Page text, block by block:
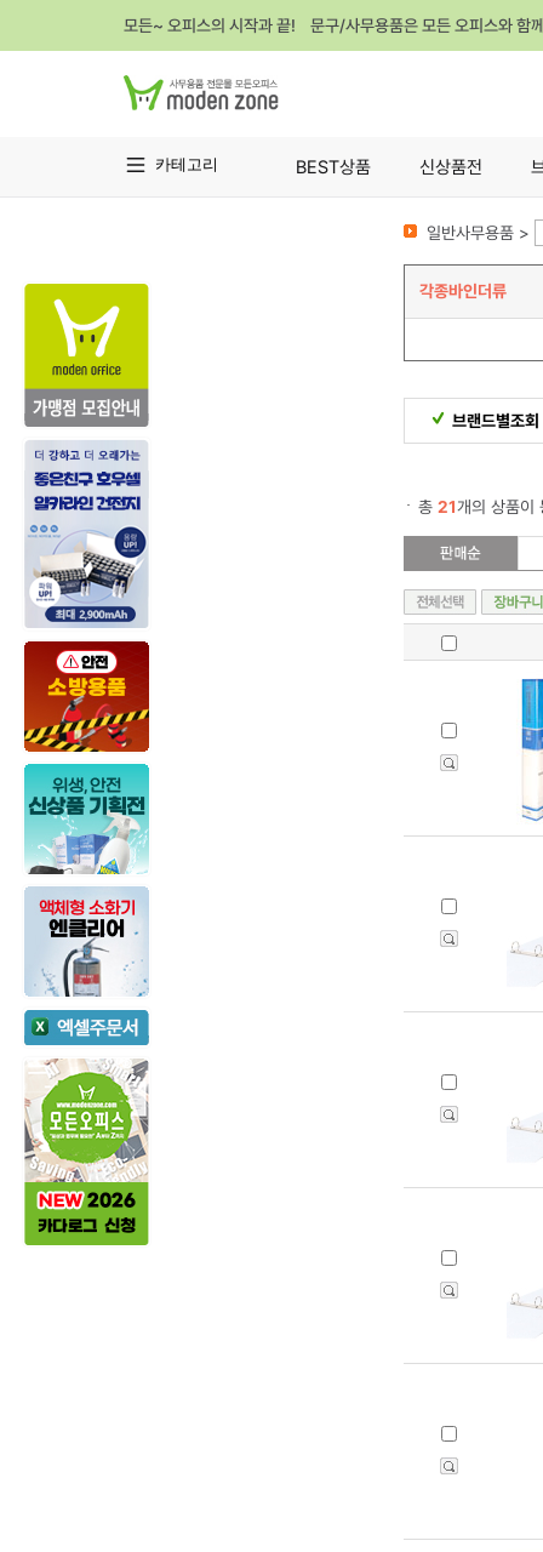
모든~ 오피스의 시작과 끝! 문구/사무용품은 모든 오피스와 함
카테고리 BEST상품 신상품전
일반사무용품 >
각종바인더류
브랜드별조회
총 21개의 상품이